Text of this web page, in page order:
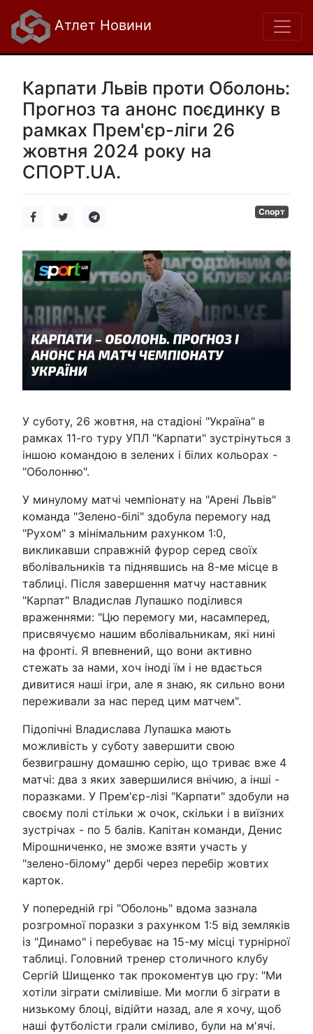
Атлет Новини
Карпати Львів проти Оболонь:
Прогноз та анонс поєдинку в
рамках Прем'єр-ліги 26
жовтня 2024 року на
СПОРТ.UA.
Спорт
У суботу, 26 жовтня, на стадіоні "Україна" в
рамках 11-го туру УПЛ "Карпати" зустрінуться з
іншою командою в зелених і білих кольорах -
"Оболонню".
У минулому матчі чемпіонату на "Арені Львів"
команда "Зелено-білі" здобула перемогу над
"Рухом" з мінімальним рахунком 1:0,
викликавши справжній фурор серед своїх
вболівальників та піднявшись на 8-ме місце в
таблиці. Після завершення матчу наставник
"Карпат" Владислав Лупашко поділився
враженнями: "Цю перемогу ми, насамперед,
присвячуємо нашим вболівальникам, які нині
на фронті. Я впевнений, що вони активно
стежать за нами, хоч іноді їм і не вдається
дивитися наші ігри, але я знаю, як сильно вони
переживали за нас перед цим матчем".
Підопічні Владислава Лупашка мають
можливість у суботу завершити свою
безвиграшну домашню серію, що триває вже 4
матчі: два з яких завершилися внічию, а інші -
поразками. У Прем'єр-лізі "Карпати" здобули на
своєму полі стільки ж очок, скільки і в виїзних
зустрічах - по 5 балів. Капітан команди, Денис
Мірошниченко, не зможе взяти участь у
"зелено-білому" дербі через перебір жовтих
карток.
У попередній грі "Оболонь" вдома зазнала
розгромної поразки з рахунком 1:5 від земляків
із "Динамо" і перебуває на 15-му місці турнірної
таблиці. Головний тренер столичного клубу
Сергій Шищенко так прокоментув цю гру: "Ми
хотіли зіграти сміливіше. Ми могли б зіграти в
низькому блоці, відійти назад, але я хочу, щоб
наші футболісти грали сміливо, були на м'ячі.